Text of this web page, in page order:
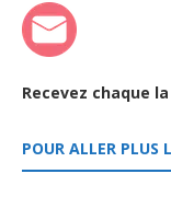
Recevez chaque
POUR ALLER PLUS